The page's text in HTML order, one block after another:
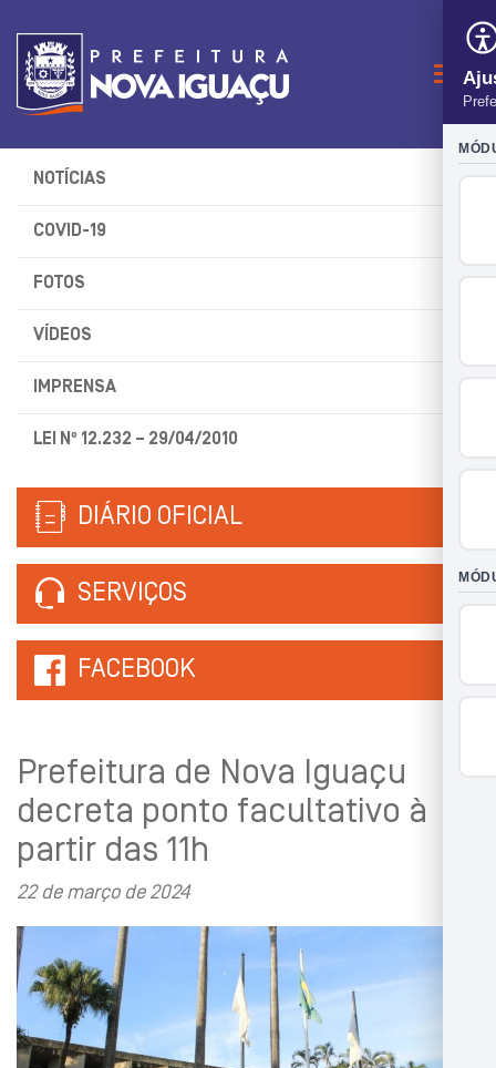
NOTÍCIAS
COVID-19
FOTOS
VÍDEOS
IMPRENSA
LEI Nº 12.232 – 29/04/2010
DIÁRIO OFICIAL
SERVIÇOS
FACEBOOK
Prefeitura de Nova Iguaçu
decreta ponto facultativo à
partir das 11h
22 de março de 2024